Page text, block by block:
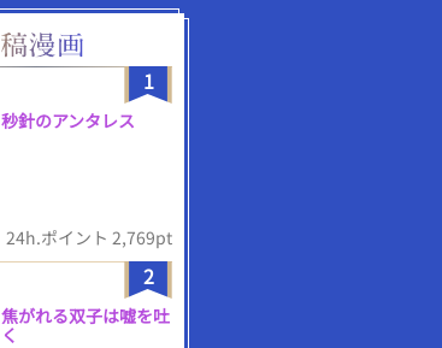
1
秒針のアンタレス
24h.ポイント 2,769pt
2
焦がれる双子は嘘を吐
く